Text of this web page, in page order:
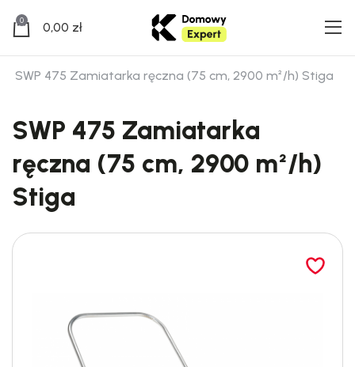
0 0,00 zł
SWP 475 Zamiatarka ręczna (75 cm, 2900 m²/h) Stiga
SWP 475 Zamiatarka
ręczna (75 cm, 2900 m²/h)
Stiga